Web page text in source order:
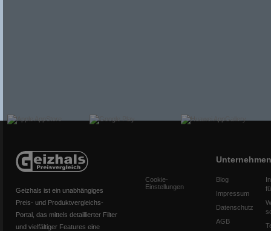
Geizhals ist ein unabhängiges
Preis- und Produktvergleichs-
Portal, das mittels detaillierter Filter
und vielfältiger Features eine
Cookie-
Einstellungen
Unternehmen
Blog
Impressum
Datenschutz
AGB